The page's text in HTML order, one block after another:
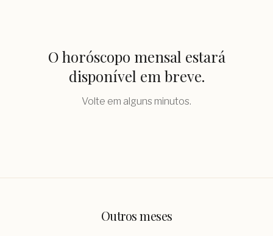
O horóscopo mensal estará
disponível em breve.
Volte em alguns minutos.
Outros meses